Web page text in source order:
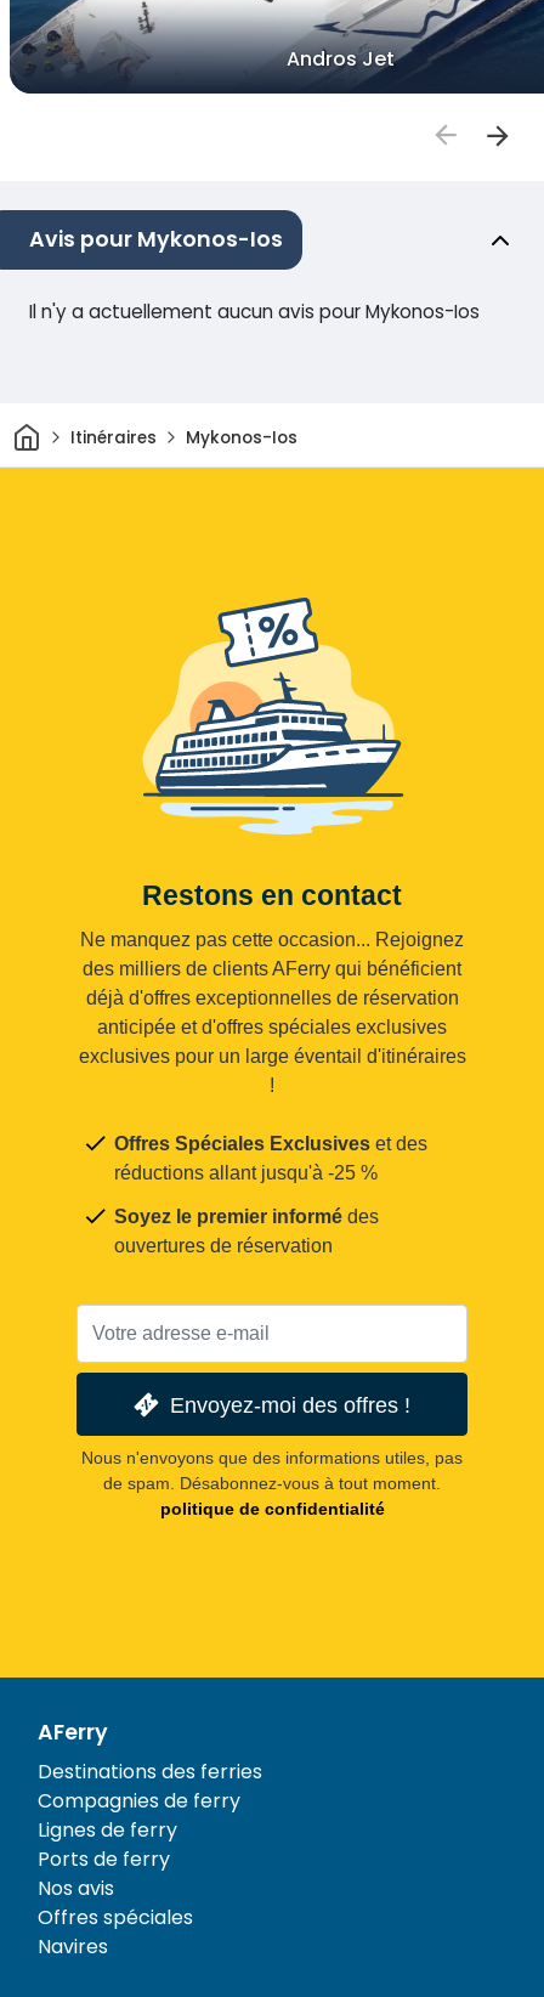
Andros Jet
Avis pour Mykonos-Ios
Il n'y a actuellement aucun avis pour Mykonos-Ios
Maison
Itinéraires Mykonos-Ios
Restons en contact
Ne manquez pas cette occasion... Rejoignez
des milliers de clients AFerry qui bénéficient
déjà d'offres exceptionnelles de réservation
anticipée et d'offres spéciales exclusives
exclusives pour un large éventail d'itinéraires
!
Offres Spéciales Exclusives et des
réductions allant jusqu'à -25 %
Soyez le premier informé des
ouvertures de réservation
Envoyez-moi des offres !
Nous n'envoyons que des informations utiles, pas
de spam. Désabonnez-vous à tout moment.
politique de confidentialité
AFerry
Destinations des ferries
Compagnies de ferry
Lignes de ferry
Ports de ferry
Nos avis
Offres spéciales
Navires